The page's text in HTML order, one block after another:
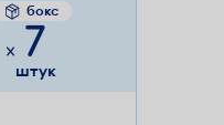
7
штук
бокс